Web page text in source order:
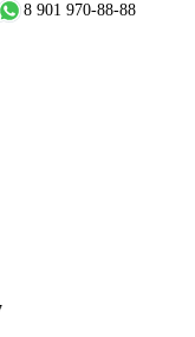
8 901 970-88-88